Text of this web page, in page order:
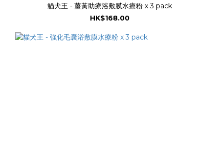
貓犬王 - 薑黃助療浴敷膜水療粉 x 3 pack
HK$168.00